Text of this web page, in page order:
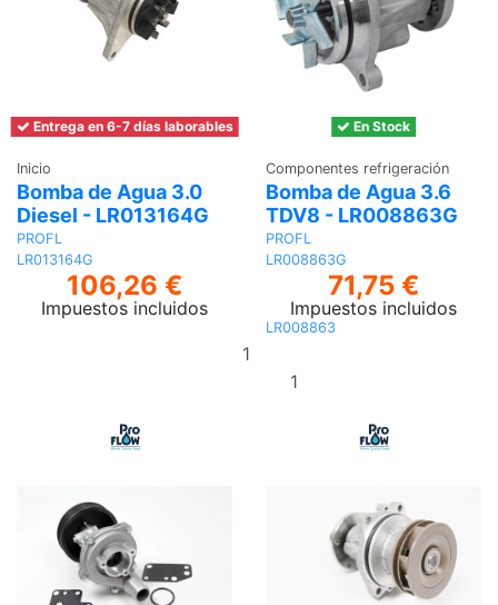
Entrega en 6-7 días laborables
Inicio
Bomba de Agua 3.0
Diesel - LR013164G
PROFL
LR013164G
106,26 €
Impuestos incluidos
carrito
En Stock
Componentes refrigeración
Bomba de Agua 3.6
TDV8 - LR008863G
PROFL
LR008863G
71,75 €
Impuestos incluidos
LR008863